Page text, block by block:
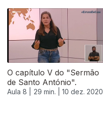
O capítulo V do "Sermão
de Santo António".
Aula 8 | 29 min. | 10 dez. 2020